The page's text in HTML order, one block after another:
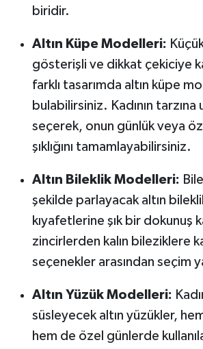
biridir.
Altın Küpe Modelleri:
gösterişli ve dikkat çekiciye
farklı tasarımda altın küpe
bulabilirsiniz. Kadının
seçerek, onun günlük veya
şıklığını tamamlayabilirsiniz.
Altın Bileklik Modelleri:
şekilde parlayacak altın
kıyafetlerine şık bir dokunuş
zincirlerden kalın bileziklere
seçenekler arasından seçim
Altın Yüzük Modelleri:
süsleyecek altın yüzükler,
hem de özel günlerde